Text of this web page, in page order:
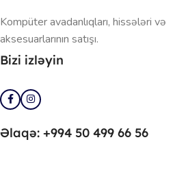
Kompüter avadanlıqları, hissələri və
aksesuarlarının satışı.
Bizi izləyin
Əlaqə: +994 50 499 66 56